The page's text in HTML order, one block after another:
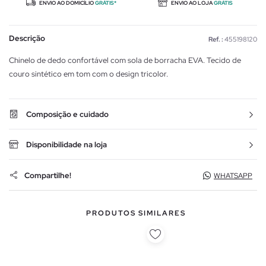
ENVIO AO DOMICÍLIOGRÁTIS* ENVIO AO LOJAGRÁTIS
Descrição Ref. : 455198120
Chinelo de dedo confortável com sola de borracha EVA. Tecido de
couro sintético em tom com o design tricolor.
Composição e cuidado
Disponibilidade na loja
Compartilhe! WHATSAPP
PRODUTOS SIMILARES